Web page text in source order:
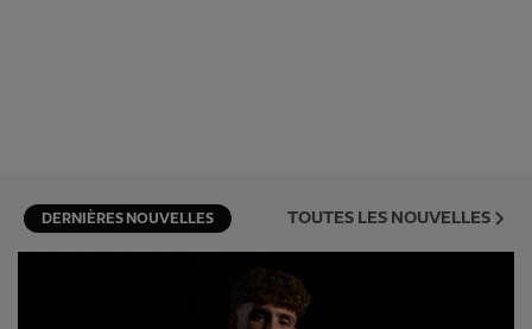
DERNIÈRES NOUVELLES TOUTES LES NOUVELLES